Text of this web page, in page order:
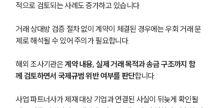
적으로 검토되는 사례도 증가하고 있습니다.
거래 상대방 검증 절차 없이 계약이 체결된 경우에는 우회 거래 문
제로 해석될 수 있어 주의가 필요합니다.
해외 조사기관은 계약 내용, 실제 거래 목적과 송금 구조까지 함
께 검토하면서 국제규범 위반 여부를 판단합니다.
사업 파트너사가 제재 대상 기업과 연결된 사실이 뒤늦게 확인될